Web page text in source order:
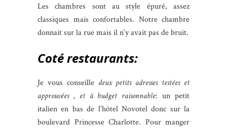
Les chambres sont au style épuré, assez
classiques mais confortables. Notre chambre
donnait sur la rue mais il n’y avait pas de bruit.
Coté restaurants:
Je vous conseille deux petits adresses testées et
approuvées , et à budget raisonnable: un petit
italien en bas de l’hôtel Novotel donc sur la
boulevard Princesse Charlotte. Pour manger